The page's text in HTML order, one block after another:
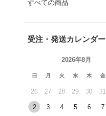
すべての商品
受注・発送カレンダー
2026年8月
日 月 火 水 木 金
26 27 28 29 30 31
2 3 4 5 6 7